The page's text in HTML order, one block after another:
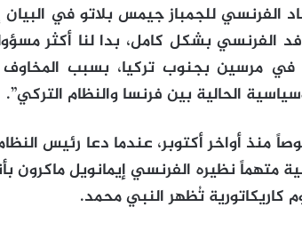
الفرنسي للجمباز جيمس بلاتو في
الحالية بين فرنسا والنظام التركي”.
منذ أواخر أكتوبر، عندما دعا رئيس
متهماً نظيره الفرنسي إيمانويل
تُظهر النبي محمد.